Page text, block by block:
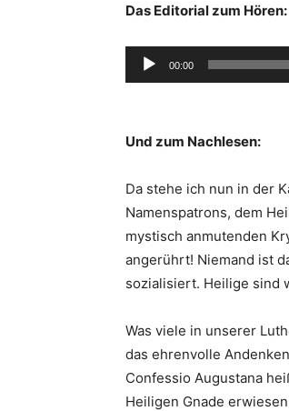
Das Editorial zum Hören:
Audio-
Player
00:00
Und zum Nachlesen:
Da stehe ich nun in der
Namenspatrons, dem
mystisch anmutenden
angerührt! Niemand ist
sozialisiert. Heilige sind
Was viele in unserer
das ehrenvolle
Confessio Augustana
Heiligen Gnade